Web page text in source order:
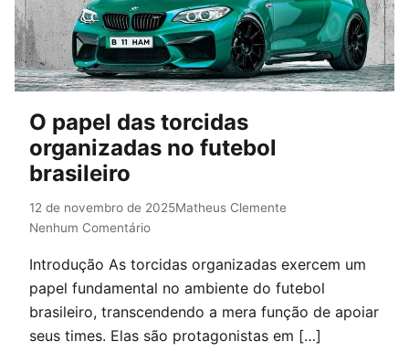
O papel das torcidas
organizadas no futebol
brasileiro
12 de novembro de 2025Matheus Clemente
Nenhum Comentário
Introdução As torcidas organizadas exercem um
papel fundamental no ambiente do futebol
brasileiro, transcendendo a mera função de apoiar
seus times. Elas são protagonistas em […]